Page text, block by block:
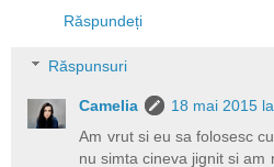
Răspundeți
Răspunsuri
Camelia
18 mai 2015
Am vrut si eu sa folosesc
nu simta cineva jignit si am